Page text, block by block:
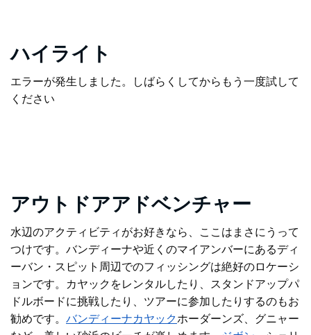
ハイライト
エラーが発生しました。しばらくしてからもう一度試して
ください
アウトドアアドベンチャー
水辺のアクティビティがお好きなら、ここはまさにうって
つけです。バンディーナや近くのマイアンバーにあるディ
ーバン・スピット周辺でのフィッシングは絶好のロケーシ
ョンです。カヤックをレンタルしたり、スタンドアップパ
ドルボードに挑戦したり、ツアーに参加したりするのもお
勧めです。 バンディーナカヤックホーダーンズ、グニャー